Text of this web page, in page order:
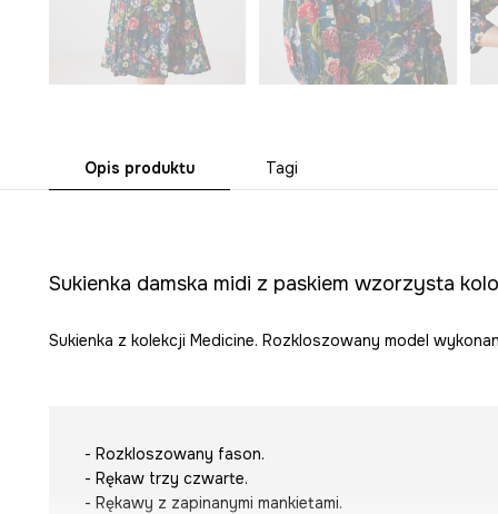
Opis produktu Tagi
Sukienka damska midi z paskiem wzorzysta
Sukienka z kolekcji Medicine. Rozkloszowany model
- Rozkloszowany fason.
- Rękaw trzy czwarte.
- Rękawy z zapinanymi mankietami.